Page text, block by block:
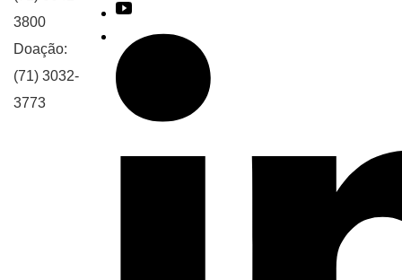
3800
Doação:
(71) 3032-
3773